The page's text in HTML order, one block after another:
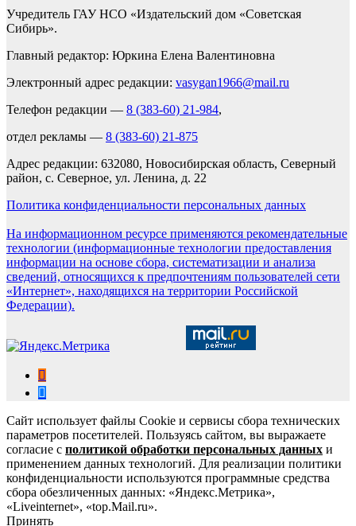
Учредитель ГАУ НСО «Издательский дом «Советская
Сибирь».
Главный редактор: Юркина Елена Валентиновна
Электронный адрес редакции: vasygan1966@mail.ru
Телефон редакции — 8 (383-60) 21-984,
отдел рекламы — 8 (383-60) 21-875
Адрес редакции: 632080, Новосибирская область, Северный
район, с. Северное, ул. Ленина, д. 22
Политика конфиденциальности персональных данных
На информационном ресурсе применяются рекомендательные
технологии (информационные технологии предоставления
информации на основе сбора, систематизации и анализа
сведений, относящихся к предпочтениям пользователей сети
«Интернет», находящихся на территории Российской
Федерации).
Сайт использует файлы Cookie и сервисы сбора технических
параметров посетителей. Пользуясь сайтом, вы выражаете
согласие с политикой обработки персональных данных и
применением данных технологий. Для реализации политики
конфиденциальности используются программные средства
сбора обезличенных данных: «Яндекс.Метрика»,
«Liveinternet», «top.Mail.ru».
Принять